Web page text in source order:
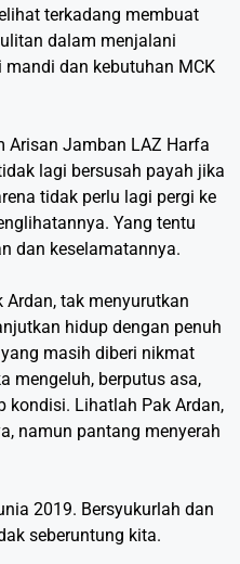
terkadang membuat
dalam menjalani
dan kebutuhan MCK
Arisan Jamban LAZ Harfa
lagi bersusah payah jika
tidak perlu lagi pergi ke
Yang tentu
dan keselamatannya.
tak menyurutkan
hidup dengan penuh
masih diberi nikmat
mengeluh, berputus asa,
kondisi. Lihatlah Pak Ardan,
namun pantang menyerah
2019. Bersyukurlah dan
seberuntung kita.